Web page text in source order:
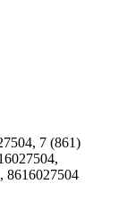
7 (861)
8616027504